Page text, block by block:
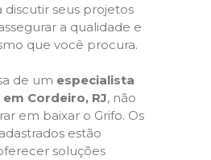
discutir seus projetos
a qualidade e
que você procura.
de um especialista
Cordeiro, RJ, não
em baixar o Grifo. Os
estão
soluções